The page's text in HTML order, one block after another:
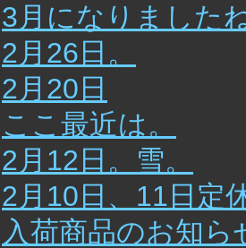
3月になりました
2月26日。
2月20日
ここ最近は。
2月12日。雪。
2月10日、11日定
入荷商品のお知ら